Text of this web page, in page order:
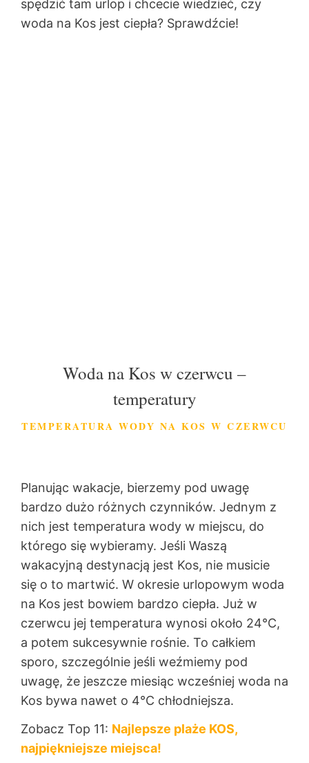
spędzić tam urlop i chcecie wiedzieć, czy
woda na Kos jest ciepła? Sprawdźcie!
Woda na Kos w czerwcu –
temperatury
TEMPERATURA WODY NA KOS W CZERWCU
Planując wakacje, bierzemy pod uwagę
bardzo dużo różnych czynników. Jednym z
nich jest temperatura wody w miejscu, do
którego się wybieramy. Jeśli Waszą
wakacyjną destynacją jest Kos, nie musicie
się o to martwić. W okresie urlopowym woda
na Kos jest bowiem bardzo ciepła. Już w
czerwcu jej temperatura wynosi około 24°C,
a potem sukcesywnie rośnie. To całkiem
sporo, szczególnie jeśli weźmiemy pod
uwagę, że jeszcze miesiąc wcześniej woda na
Kos bywa nawet o 4°C chłodniejsza.
Zobacz Top 11: Najlepsze plaże KOS,
najpiękniejsze miejsca!